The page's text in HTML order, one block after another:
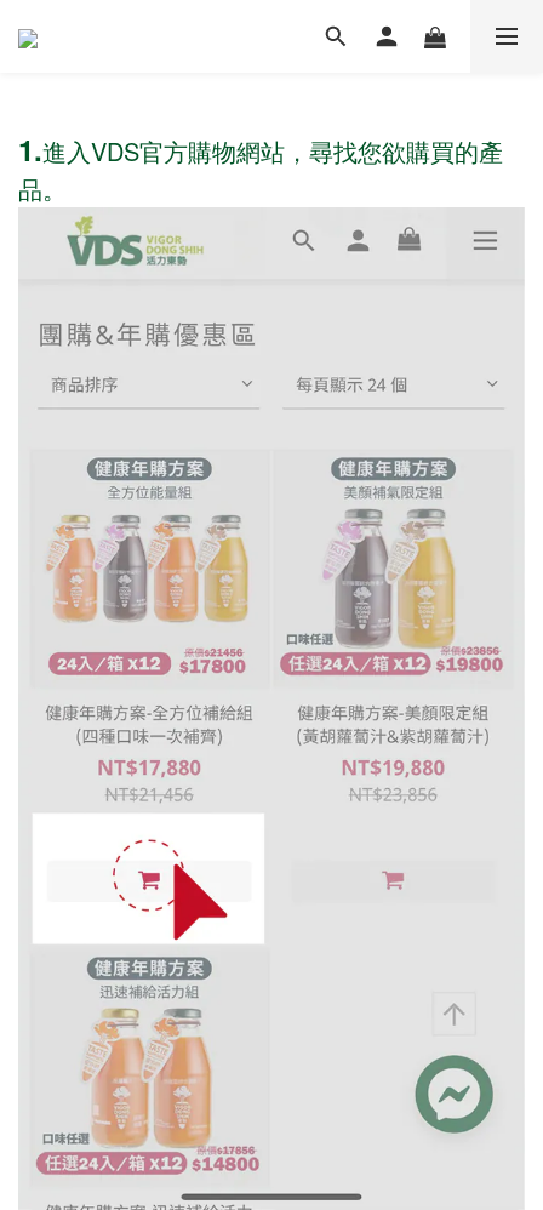
1.進入VDS官方購物網站，尋找您欲購買的產
品。